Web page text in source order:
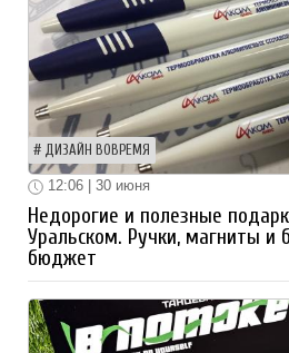
ДИЗАЙН ВОВРЕМЯ
12:06 | 30 июня
Недорогие и полезные
Уральском. Ручки, магниты и
бюджет